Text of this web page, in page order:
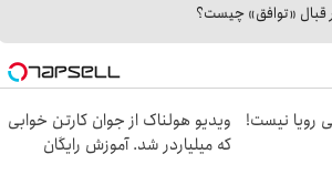
قبال «توافق» چیست؟
میلیونی رویا نیست!
ویدیو هولناک از جوان کارتن خوابی
که میلیاردر شد. آموزش رایگان